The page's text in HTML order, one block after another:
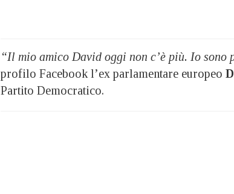
“Il mio amico David oggi non c’è più. Io sono
profilo Facebook l’ex parlamentare europeo
Partito Democratico.